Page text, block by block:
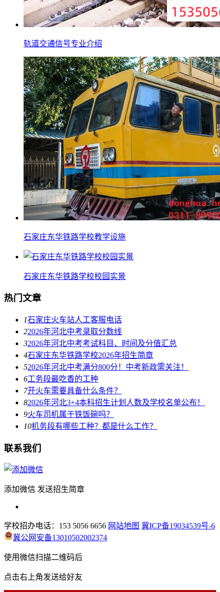
轨道交通信号专业介绍
石家庄东华铁路学校教学设施
石家庄东华铁路学校校园实景
热门文章
1石家庄火车站人工客服电话
22026年河北中考录取分数线
32026年河北中考考试科目、时间及分值汇总
4石家庄东华铁路学校2026年招生简章
52026年河北中考满分800分！中考新政需关注！
6工务段最吃香的工种
7开火车需要具备什么条件？
82026年河北3+4本科招生计划人数及学校名单公布！
9火车司机属于铁饭碗吗？
10机务段有哪些工种？都是什么工作？
联系我们
添加微信 发送招生简章
学校招办电话：153 5056 6656 网站地图 冀ICP备19034539号-6
冀公网安备13010502002374
使用微信扫描二维码后
点击右上角发送给好友